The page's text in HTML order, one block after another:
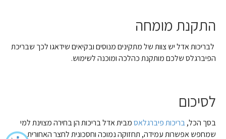
התקנת מומחה
לבריכות אדל יש צוות של מתקינים מנוסים ובקיאים שידאגו לכך שבריכת
הפיברגלס שלכם מותקנת כהלכה ומוכנה לשימוש.
לסיכום
בסך הכל,בריכות פיברגלאסמבית אדל בריכות הן בחירה מצוינת למי
שמחפש אפשרות עמידה, תחזוקה נמוכה וחסכונית לחצר האחורית